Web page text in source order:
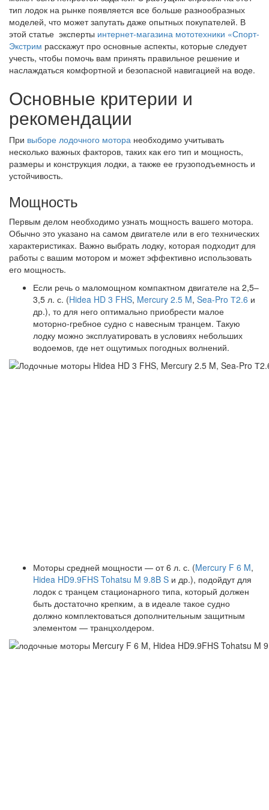
тип лодок на рынке появляется все больше разнообразных
моделей, что может запутать даже опытных покупателей. В
этой статье эксперты интернет-магазина мототехники «Спорт-
Экстрим расскажут про основные аспекты, которые следует
учесть, чтобы помочь вам принять правильное решение и
наслаждаться комфортной и безопасной навигацией на воде.
Основные критерии и
рекомендации
При выборе лодочного мотора необходимо учитывать
несколько важных факторов, таких как его тип и мощность,
размеры и конструкция лодки, а также ее грузоподъемность и
устойчивость.
Мощность
Первым делом необходимо узнать мощность вашего мотора.
Обычно это указано на самом двигателе или в его технических
характеристиках. Важно выбрать лодку, которая подходит для
работы с вашим мотором и может эффективно использовать
его мощность.
Если речь о маломощном компактном двигателе на 2,5–
3,5 л. с. (Hidea HD 3 FHS, Mercury 2.5 M, Sea-Pro Т2.6 и
др.), то для него оптимально приобрести малое
моторно-гребное судно с навесным транцем. Такую
лодку можно эксплуатировать в условиях небольших
водоемов, где нет ощутимых погодных волнений.
Моторы средней мощности — от 6 л. с. (Mercury F 6 M,
Hidea HD9.9FHS Tohatsu M 9.8B S и др.), подойдут для
лодок с транцем стационарного типа, который должен
быть достаточно крепким, а в идеале такое судно
должно комплектоваться дополнительным защитным
элементом — транцхолдером.